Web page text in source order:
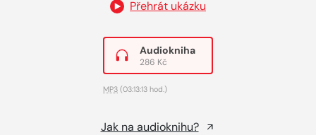
Přehrát ukázku
Audiokniha
286 Kč
MP3 (03:13:13 hod.)
Jak na audioknihu?